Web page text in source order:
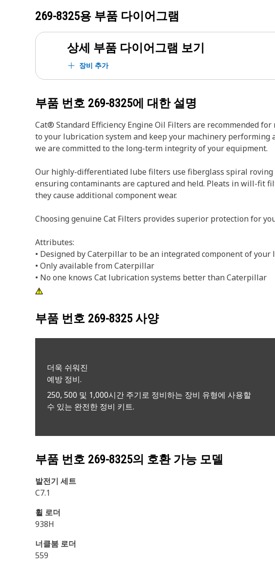
269-8325용 부품 다이어그램
상세 부품 다이어그램 보기
장비 추가
부품 번호 269-8325에 대한 설명
Cat® Standard Efficiency Engine Oil Filters are recommended
to your lubrication system and keep your machinery performing
we are committed to the long-term integrity of your equipment.
Our highly-differentiated lube filters use fiberglass spiral
ensuring contaminants are captured and held. Pleats in will-fit
they cause additional component wear.
Choosing genuine Cat Filters provides superior protection for
Attributes:
• Designed by Caterpillar to be an integrated component of
• Only available from Caterpillar
• No one knows Cat lubrication systems better than Caterpillar
부품 번호 269-8325 사양
더욱 쉬워진
예방 정비.
250, 500 및 1,000시간 주기로 정비하는 장비 유형에 사용할
수 있는 완전한 정비 키트.
부품 번호 269-8325의 호환 가능 모델
발전기 세트
C7.1
휠 로더
938H
너클붐 로더
559